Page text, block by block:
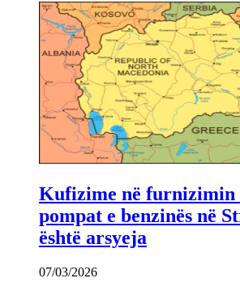
Kufizime në furnizimin
pompat e benzinës në
është arsyeja
07/03/2026